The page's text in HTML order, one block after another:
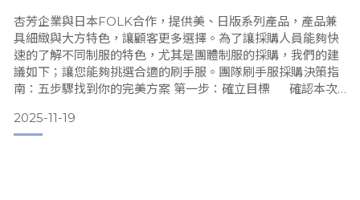
杏芳企業與日本FOLK合作，提供美、日版系列產品，產品兼
具細緻與大方特色，讓顧客更多選擇。為了讓採購人員能夠快
速的了解不同制服的特色，尤其是團體制服的採購，我們的建
議如下；讓您能夠挑選合適的刷手服。團隊刷手服採購決策指
南：五步驟找到你的完美方案 第一步：確立目標 確認本次
新店開幕、品牌升級、提升團隊歸屬感）▶️請優先考慮：【中
高階】或【頂級投資】系列。這些系列的服裝與剪裁更能增強
2025-11-19